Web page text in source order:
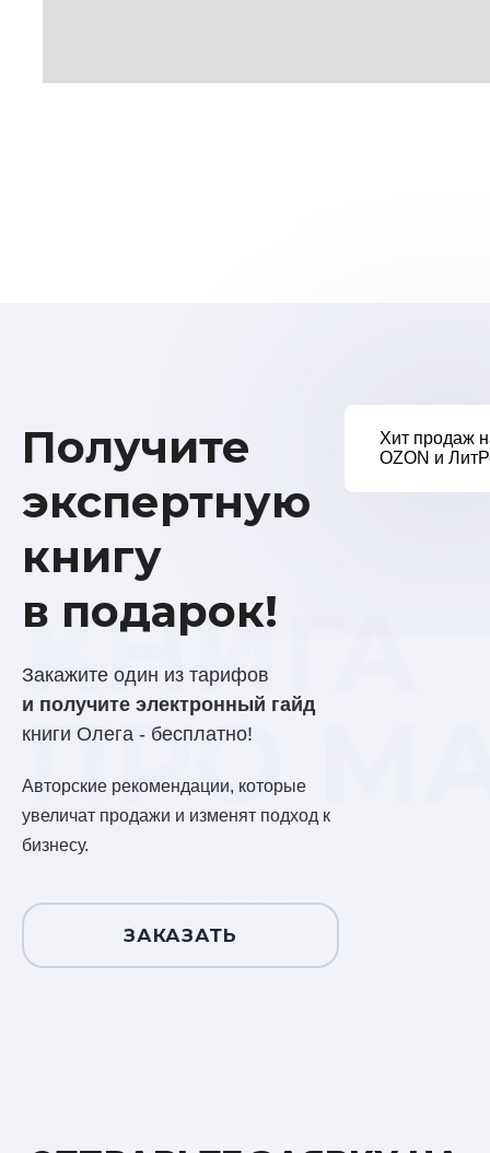
Хит продаж
OZON и
Получите
экспертную
книгу
в подарок!
Закажите один из тарифов
и получите электронный гайд
книги Олега - бесплатно!
Авторские рекомендации, которые
увеличат продажи и изменят подход к
бизнесу.
ЗАКАЗАТЬ
КНИГА
ПРО